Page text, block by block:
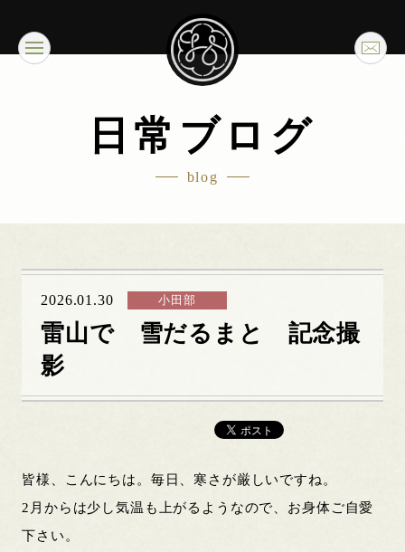
日常ブログ
blog
2026.01.30 小田部
雷山で 雪だるまと 記念撮
影
皆様、こんにちは。毎日、寒さが厳しいですね。
2月からは少し気温も上がるようなので、お身体ご自愛
下さい。